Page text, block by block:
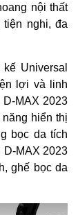
nội thất
tiện nghi, đa
Universal
lợi và linh
MAX 2023
hiển thị
bọc da tích
D-MAX 2023
ghế bọc da